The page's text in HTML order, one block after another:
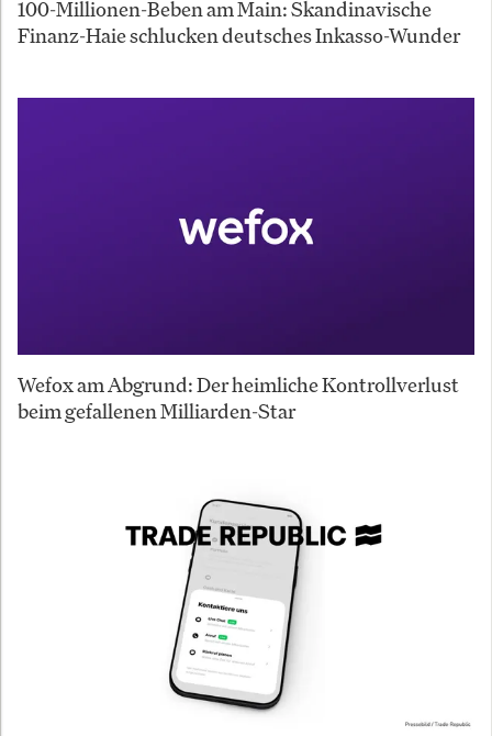
100-Millionen-Beben am Main: Skandinavische
Finanz-Haie schlucken deutsches Inkasso-Wunder
Wefox am Abgrund: Der heimliche Kontrollverlust
beim gefallenen Milliarden-Star